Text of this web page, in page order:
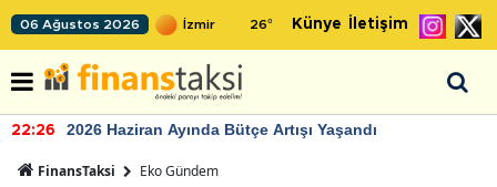
06 Ağustos 2026 26° Künye İletişim
22:26 2026 Haziran Ayında Bütçe Artışı Yaşandı
FinansTaksi Eko Gündem